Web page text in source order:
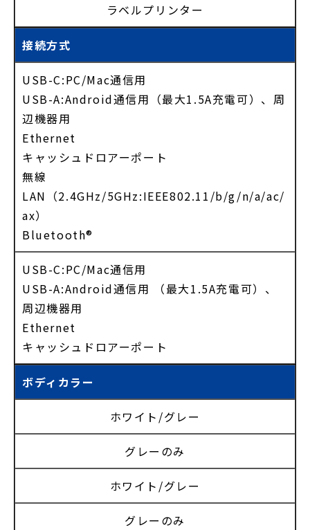
ラベルプリンター
接続方式
USB-C:PC/Mac通信用
USB-A:Android通信用（最大1.5A充電可）、周
辺機器用
Ethernet
キャッシュドロアーポート
無線
LAN（2.4GHz/5GHz:IEEE802.11/b/g/n/a/ac/
ax）
Bluetooth®
USB-C:PC/Mac通信用
USB-A:Android通信用 （最大1.5A充電可）、
周辺機器用
Ethernet
キャッシュドロアーポート
ボディカラー
ホワイト/グレー
グレーのみ
ホワイト/グレー
グレーのみ